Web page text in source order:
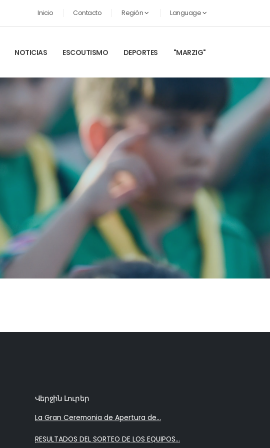
Inicio Contacto Región Language
NOTICIAS ESCOUTISMO DEPORTES "MARZIG"
Վերջին Լուրեր
La Gran Ceremonia de Apertura de...
RESULTADOS DEL SORTEO DE LOS EQUIPOS...